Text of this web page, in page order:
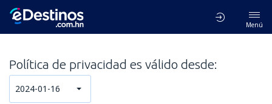
Menú
Política de privacidad es válido desde:
2024-01-16